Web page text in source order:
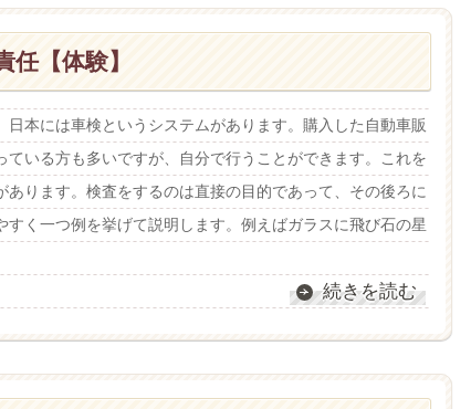
【体験】
本には車検というシステムがあります。購入した自動車販
いる方も多いですが、自分で行うことができます。これを
ります。検査をするのは直接の目的であって、その後ろに
く一つ例を挙げて説明します。例えばガラスに飛び石の星
続きを読む